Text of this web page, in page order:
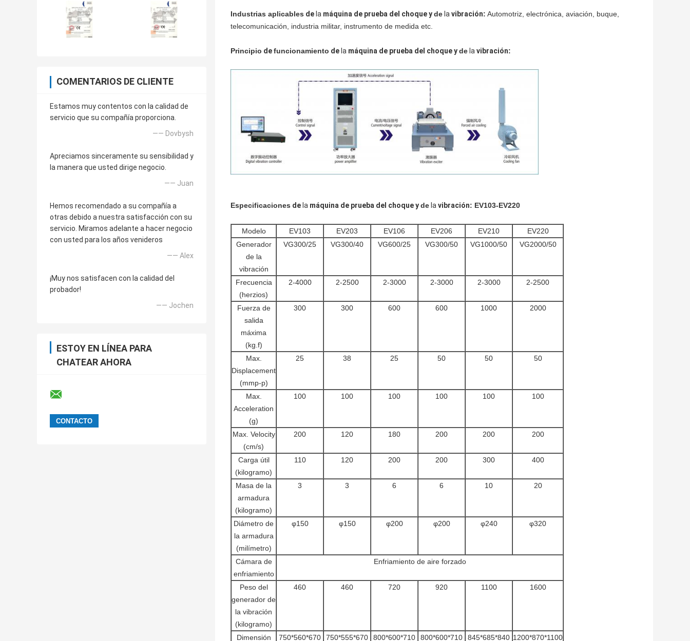
COMENTARIOS DE CLIENTE
Estamos muy contentos con la calidad de
servicio que su compañía proporciona.
—— Dovbysh
Apreciamos sinceramente su sensibilidad y
la manera que usted dirige negocio.
—— Juan
Hemos recomendado a su compañía a
otras debido a nuestra satisfacción con su
servicio. Miramos adelante a hacer negocio
con usted para los años venideros
—— Alex
¡Muy nos satisfacen con la calidad del
probador!
—— Jochen
ESTOY EN LÍNEA PARA
CHATEAR AHORA
Industrias aplicables de la máquina de prueba del choque yde lavibración: Automotriz, electrónica, aviación, buque,
telecomunicación, industria militar, instrumento de medida etc.
Principio defuncionamiento de la máquina de prueba del choque yde lavibración:
Especificaciones de la máquina de prueba del choque yde lavibración: EV103-EV220
Modelo EV103 EV203 EV106 EV206 EV210
EV220
Generador
de la
vibración
VG300/25 VG300/40 VG600/25 VG300/50 VG1000/50 VG2000/50
Frecuencia
(herzios)
2-4000 2-2500 2-3000 2-3000 2-3000 2-2500
Fuerza de
salida
máxima
(kg.f)
300 300 600 600 1000 2000
Max.
Displacement
(mmp-p)
25 38 25 50 50 50
Max.
Acceleration
(g)
100 100 100 100 100 100
Max. Velocity
(cm/s)
200 120 180 200 200 200
Carga útil
(kilogramo)
110 120 200 200 300 400
Masa de la
armadura
(kilogramo)
3 3 6 6 10 20
Diámetro de
la armadura
(milímetro)
φ150 φ150 φ200 φ200 φ240 φ320
Cámara de
enfriamiento
Enfriamiento de aire forzado
Peso del
generador de
la vibración
(kilogramo)
460 460 720 920 1100 1600
Dimensión
750*560*670 750*555*670 800*600*710 800*600*710 845*685*840 1200*870*1100